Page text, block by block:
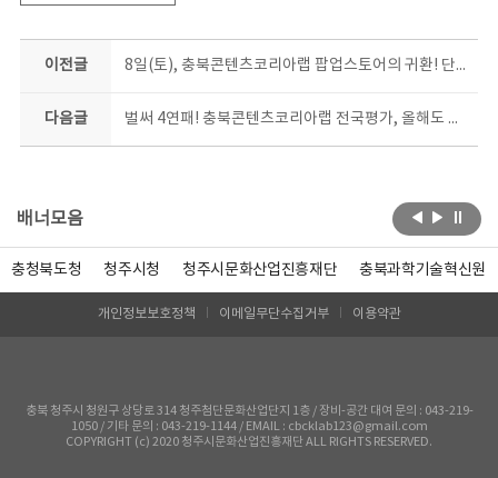
이전글 8일(토), 충북콘텐츠코리아랩 팝업스토어의 귀환! 단 9일간의 깜짝 마켓, 놓치지 마세요~
다음글 벌써 4연패! 충북콘텐츠코리아랩 전국평가, 올해도 최고등급
배너모음
충청북도청 청주시청 청주시문화산업진흥재단 충북과학기술혁신원
개인정보보호정책 이메일무단수집거부 이용약관
충북 청주시 청원구 상당로 314 청주첨단문화산업단지 1층 / 장비-공간 대여 문의 : 043-219-
1050 / 기타 문의 : 043-219-1144 / EMAIL : cbcklab123@gmail.com
COPYRIGHT (c) 2020 청주시문화산업진흥재단 ALL RIGHTS RESERVED.